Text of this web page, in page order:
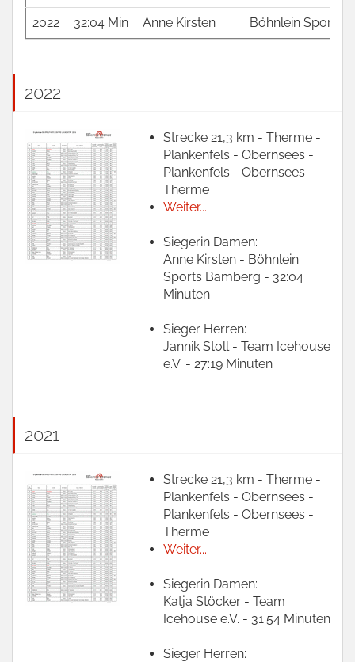
2022 32:04 Min Anne Kirsten Böhnlein Sports
2022
Strecke 21,3 km - Therme -
Plankenfels - Obernsees -
Plankenfels - Obernsees -
Therme
Weiter...
Siegerin Damen:
Anne Kirsten - Böhnlein
Sports Bamberg - 32:04
Minuten
Sieger Herren:
Jannik Stoll - Team Icehouse
e.V. - 27:19 Minuten
2021
Strecke 21,3 km - Therme -
Plankenfels - Obernsees -
Plankenfels - Obernsees -
Therme
Weiter...
Siegerin Damen:
Katja Stöcker - Team
Icehouse e.V. - 31:54 Minuten
Sieger Herren: